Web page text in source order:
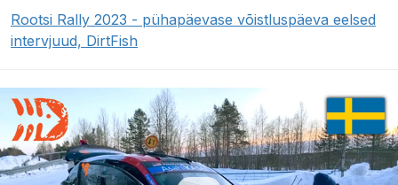
Rootsi Rally 2023 - pühapäevase võistluspäeva eelsed
intervjuud, DirtFish